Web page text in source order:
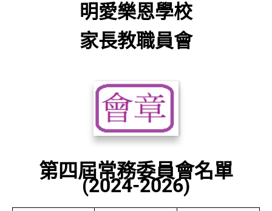
明愛樂恩學校
家長教職員會
第四屆常務委員會名單
(2024-2026)